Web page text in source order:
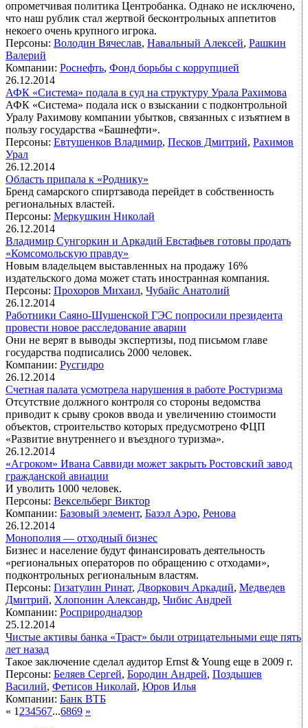
опрометчивая политика Центробанка. Однако не исключено,
что наш рублик стал жертвой бесконтрольных аппетитов
некоего очень крупного игрока.
Персоны: Володин Вячеслав, Навальный Алексей, Рашкин
Валерий
Компании: Роснефть, Фонд борьбы с коррупцией
26.12.2014
АФК «Система» подала в суд на структуру Урала Рахимова
АФК «Система» подала иск о взыскании с подконтрольной
Уралу Рахимову компании убытков, связанных с изъятием в
пользу государства «Башнефти».
Персоны: Евтушенков Владимир, Песков Дмитрий, Рахимов
Урал
26.12.2014
Область припала к «Роднику»
Бренд самарского спиртзавода перейдет в собственность
региональных властей.
Персоны: Меркушкин Николай
26.12.2014
Владимир Сунгоркин и Аркадий Евстафьев готовы продать
«Комсомольскую правду»
Новым владельцем выставленных на продажу 16%
издательского дома может стать иностранная компания.
Персоны: Прохоров Михаил, Чубайс Анатолий
26.12.2014
Работники Саяно-Шушенской ГЭС попросили президента
провести новое расследование аварии
Они не верят в выводы экспертизы, под письмом главе
государства подписались 2000 человек.
Компании: Русгидро
26.12.2014
Счетная палата усмотрела нарушения в работе Ростуризма
Отсутствие должного контроля со стороны ведомства
приводит к срыву сроков ввода и увеличению стоимости
объектов, строительство которых предусмотрено ФЦП
«Развитие внутреннего и въездного туризма».
26.12.2014
«Агроком» Ивана Саввиди может закрыть Ростовский завод
гражданской авиации
И уволить 1000 человек.
Персоны: Вексельберг Виктор
Компании: Базовый элемент, Базэл Аэро, Ренова
26.12.2014
Монополия — отходный бизнес
Бизнес и население будут финансировать деятельность
«региональных операторов по обращению с отходами»,
подконтрольных региональным властям.
Персоны: Гизатулин Ринат, Дворкович Аркадий, Медведев
Дмитрий, Хлопонин Александр, Чибис Андрей
Компании: Росприроднадзор
25.12.2014
Чистые активы банка «Траст» были отрицательными еще пять
лет назад
Такое заключение сделал аудитор Ernst & Young еще в 2009 г.
Персоны: Беляев Сергей, Бородин Андрей, Поздышев
Василий, Фетисов Николай, Юров Илья
Компании: Банк ВТБ
« 1 234567...6869 »